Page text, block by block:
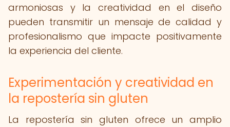
armoniosas y la creatividad en el diseño
pueden transmitir un mensaje de calidad y
profesionalismo que impacte positivamente
la experiencia del cliente.
Experimentación y creatividad en
la repostería sin gluten
La repostería sin gluten ofrece un amplio